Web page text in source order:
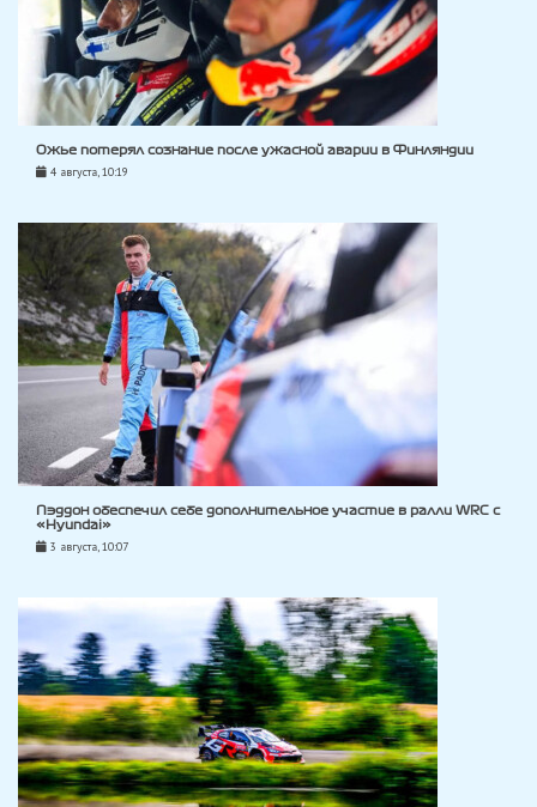
Ожье потерял сознание после ужасной аварии в Финляндии
4 августа, 10:19
Пэддон обеспечил себе дополнительное участие в ралли WRC с
«Hyundai»
3 августа, 10:07